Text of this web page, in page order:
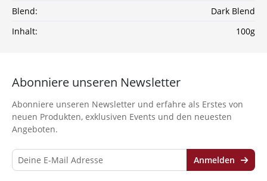
Blend:
Dark Blend
Inhalt:
100g
*Gilt nicht für Tabakwaren, Vapes, Liquid, Kohle und Xkah
Kenntnis genommen
Abonniere unseren Newsletter
Abonniere unseren Newsletter und erfahre als Erstes von
neuen Produkten, exklusiven Events und den neuesten
Angeboten.
Anmelden